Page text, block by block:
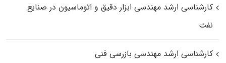
کارشناسی ارشد مهندسی ابزار دقیق و اتوماسیون در صنایع
نفت
کارشناسی ارشد مهندسی بازرسی فنی